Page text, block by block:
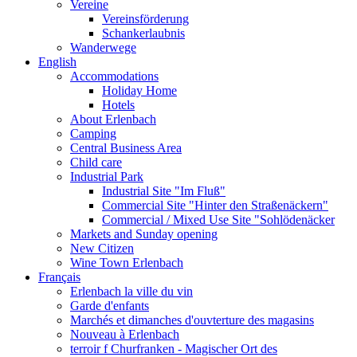
Vereine
Vereinsförderung
Schankerlaubnis
Wanderwege
English
Accommodations
Holiday Home
Hotels
About Erlenbach
Camping
Central Business Area
Child care
Industrial Park
Industrial Site "Im Fluß"
Commercial Site "Hinter den Straßenäckern"
Commercial / Mixed Use Site "Sohlödenäcker
Markets and Sunday opening
New Citizen
Wine Town Erlenbach
Français
Erlenbach la ville du vin
Garde d'enfants
Marchés et dimanches d'ouvterture des magasins
Nouveau à Erlenbach
terroir f Churfranken - Magischer Ort des